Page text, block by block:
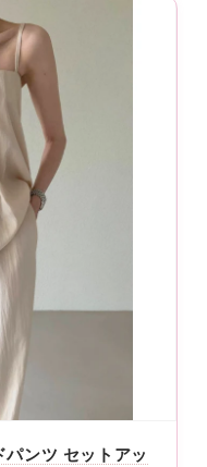
ンツ セットアッ